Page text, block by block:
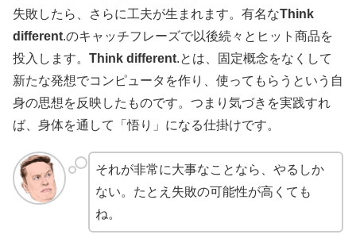
失敗したら、さらに工夫が生まれます。有名なThink
different.のキャッチフレーズで以後続々とヒット商品を
投入します。 Think different.とは、固定概念をなくして
新たな発想でコンピュータを作り、使ってもらうという自
身の思想を反映したものです。つまり気づきを実践すれ
ば、身体を通して「悟り」になる仕掛けです。
それが非常に大事なことなら、やるしか
ない。たとえ失敗の可能性が高くても
ね。